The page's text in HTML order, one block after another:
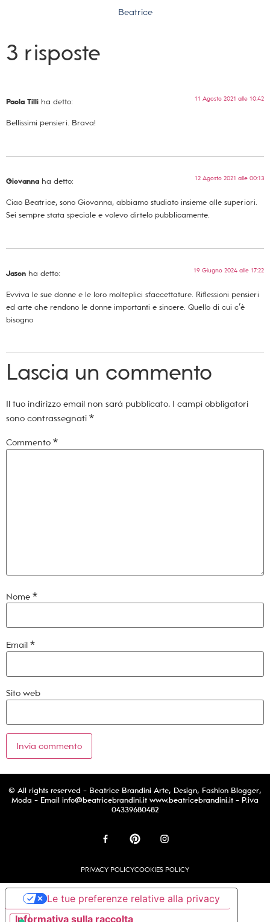
Beatrice
3 risposte
Paola Tilli ha detto: 11 Agosto 2021 alle 10:42
Bellissimi pensieri. Brava!
Giovanna ha detto: 12 Agosto 2021 alle 00:13
Ciao Beatrice, sono Giovanna, abbiamo studiato insieme alle superiori.
Sei sempre stata speciale e volevo dirtelo pubblicamente.
Jason ha detto: 19 Giugno 2024 alle 17:22
Evviva le sue donne e le loro molteplici sfaccettature. Riflessioni pensieri
ed arte che rendono le donne importanti e sincere. Quello di cui c’è
bisogno
Lascia un commento
Il tuo indirizzo email non sarà pubblicato. I campi obbligatori
sono contrassegnati *
Commento *
Nome *
Email *
Sito web
© All rights reserved - Beatrice Brandini Arte, Design, Fashion Blogger,
Moda - Email info@beatricebrandini.it www.beatricebrandini.it - P.iva
04339680482
PRIVACY POLICYCOOKIES POLICY
Informativa sulla raccolta
Le tue preferenze relative alla privacy